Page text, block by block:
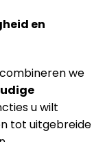
en
combineren we
u wilt
tot uitgebreide